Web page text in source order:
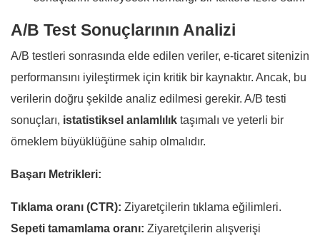
A/B Test Sonuçlarının Analizi
A/B testleri sonrasında elde edilen veriler, e-ticaret sitenizin
performansını iyileştirmek için kritik bir kaynaktır. Ancak, bu
verilerin doğru şekilde analiz edilmesi gerekir. A/B testi
sonuçları, istatistiksel anlamlılık taşımalı ve yeterli bir
örneklem büyüklüğüne sahip olmalıdır.
Başarı Metrikleri:
Tıklama oranı (CTR): Ziyaretçilerin tıklama eğilimleri.
Sepeti tamamlama oranı: Ziyaretçilerin alışverişi